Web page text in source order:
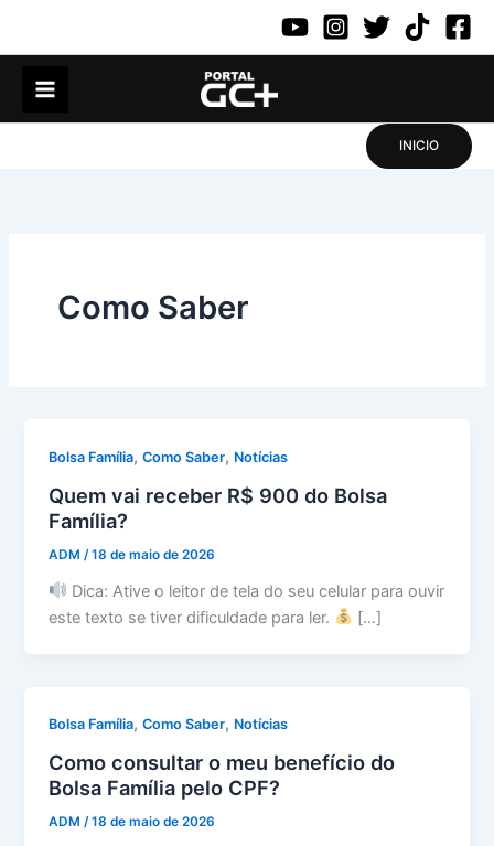
conteúdo
INICIO
Como Saber
Bolsa Família,Como Saber, Notícias
Quem vai receber R$ 900 do Bolsa
Família?
ADM /18 de maio de 2026
Dica: Ative o leitor de tela do seu celular para ouvir
este texto se tiver dificuldade para ler.
[…]
Bolsa Família,Como Saber, Notícias
Como consultar o meu benefício do
Bolsa Família pelo CPF?
ADM/18 de maio de 2026